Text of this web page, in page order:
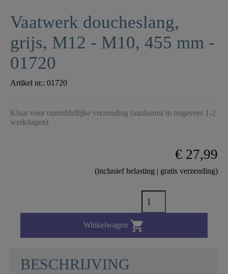
Vaatwerk doucheslang,
grijs, M12 - M10, 455 mm -
01720
Artikel nr.: 01720
Klaar voor onmiddellijke verzending (aankomst in ongeveer 1-2
werkdagen)
€ 27,99
(inclusief belasting | gratis verzending)
Winkelwagen 
BESCHRIJVING